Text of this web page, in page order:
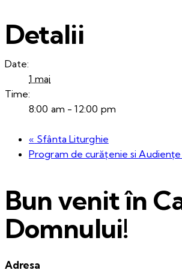
Detalii
Date:
1 mai
Time:
8:00 am - 12:00 pm
« Sfânta Liturghie
Program de curățenie si Audiențe
Bun venit în
Domnului!
Adresa